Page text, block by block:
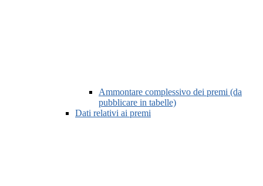
Ammontare complessivo dei premi (da
pubblicare in tabelle)
Dati relativi ai premi